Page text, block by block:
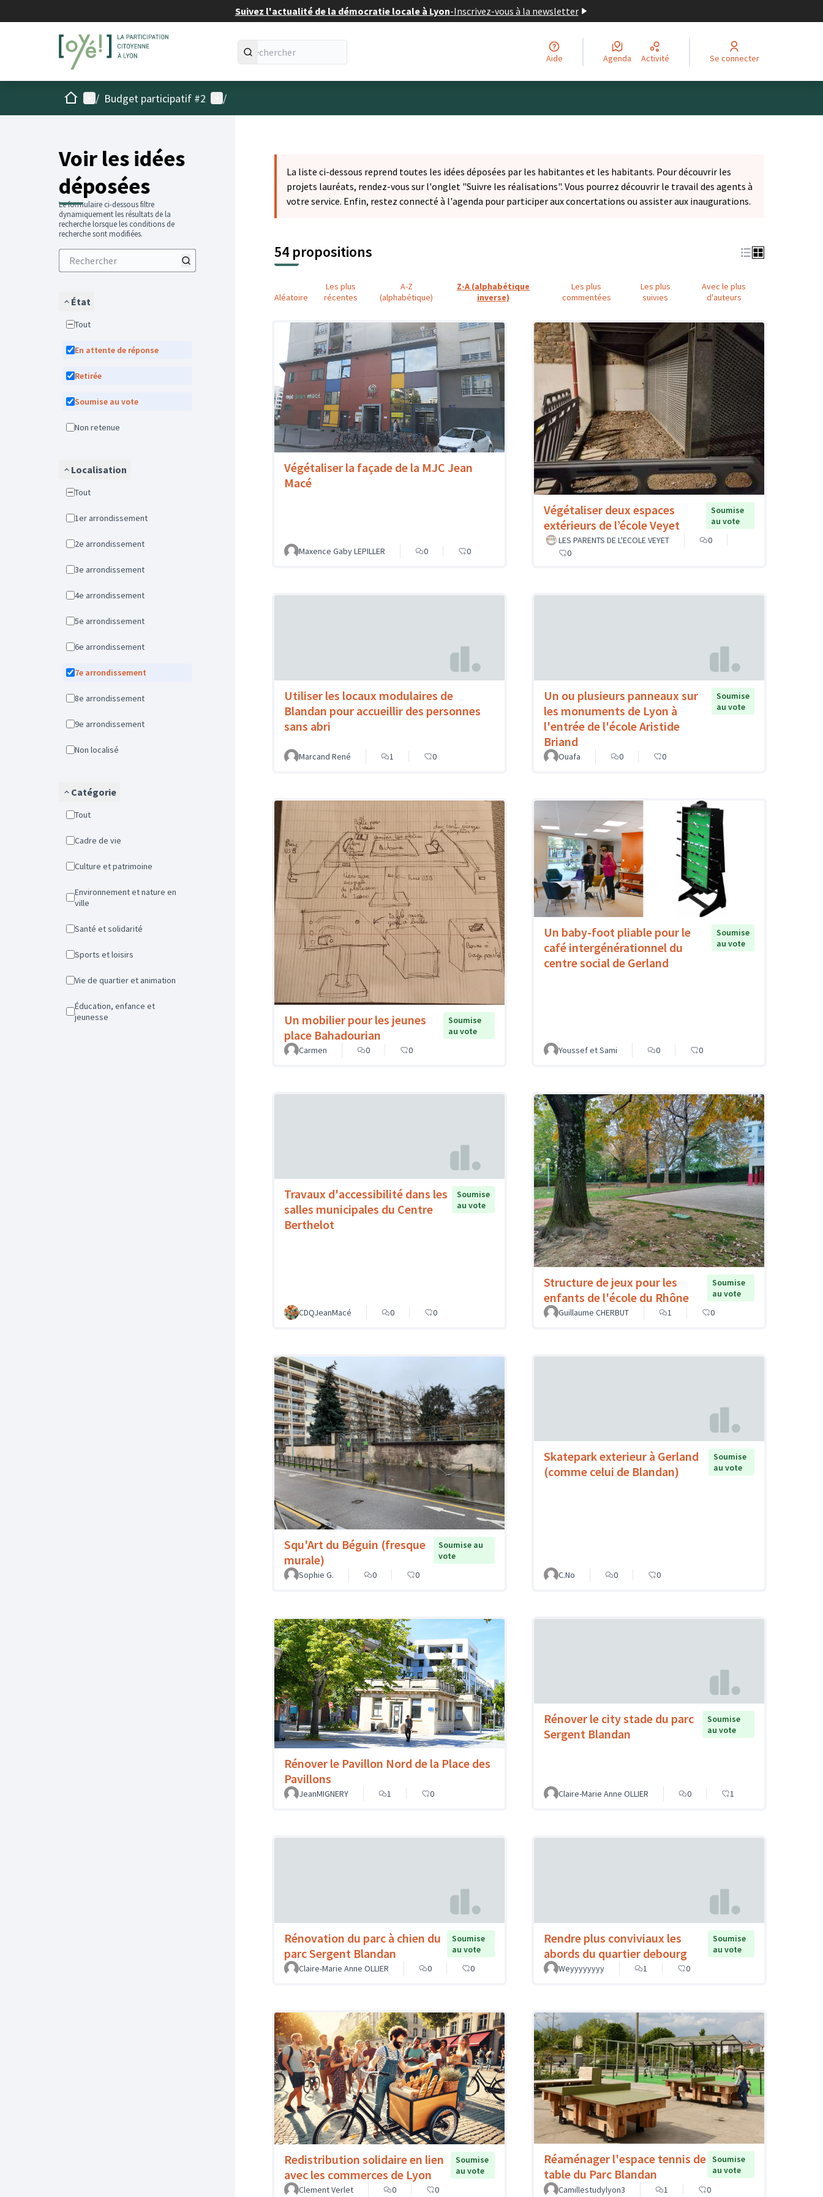
Suivez l'actualité de la démocratie locale à Lyon-Inscrivez-vous à la newsletter
Aide Agenda Activité Se connecter
AccueilMenu principal
/ Budget participatif #2 Menu utilisateur
/
Voir les idées
déposées
Le formulaire ci-dessous filtre
dynamiquement les résultats de la
recherche lorsque les conditions de
recherche sont modifiées.
État
Tout
En attente de réponse
Retirée
Soumise au vote
Non retenue
Localisation
Tout
1er arrondissement
2e arrondissement
3e arrondissement
4e arrondissement
5e arrondissement
6e arrondissement
7e arrondissement
8e arrondissement
9e arrondissement
Non localisé
Catégorie
Tout
Cadre de vie
Culture et patrimoine
Environnement et nature en
ville
Santé et solidarité
Sports et loisirs
Vie de quartier et animation
Éducation, enfance et
jeunesse
La liste ci-dessous reprend toutes les idées déposées par les habitantes et les habitants. Pour découvrir les
projets lauréats, rendez-vous sur l'onglet "Suivre les réalisations". Vous pourrez découvrir le travail des agents à
votre service. Enfin, restez connecté à l'agenda pour participer aux concertations ou assister aux inaugurations.
54 propositions
Aléatoire
Les plus
récentes
A-Z
(alphabétique)
Z-A (alphabétique
inverse)
Les plus
commentées
Les plus
suivies
Avec le plus
d'auteurs
Végétaliser la façade de la MJC Jean
Macé
Maxence Gaby LEPILLER 0 0
Végétaliser deux espaces
extérieurs de l’école Veyet
Soumise
au vote
LES PARENTS DE L'ECOLE VEYET
0
0
Utiliser les locaux modulaires de
Blandan pour accueillir des personnes
sans abri
Marcand René 1 0
Un ou plusieurs panneaux sur
les monuments de Lyon à
l'entrée de l'école Aristide
Briand
Soumise
au vote
Ouafa 0 0
Un mobilier pour les jeunes
place Bahadourian
Soumise
au vote
Carmen
0 0
Un baby-foot pliable pour le
café intergénérationnel du
centre social de Gerland
Soumise
au vote
Youssef et Sami 0 0
Travaux d'accessibilité dans les
salles municipales du Centre
Berthelot
Soumise
au vote
CDQJeanMacé 0 0
Structure de jeux pour les
enfants de l'école du Rhône
Soumise
au vote
Guillaume CHERBUT
1 0
Squ'Art du Béguin (fresque
murale)
Soumise au
vote
Sophie G.
0 0
Skatepark exterieur à Gerland
(comme celui de Blandan)
Soumise
au vote
C.No 0 0
Rénover le Pavillon Nord de la Place des
Pavillons
JeanMIGNERY 1 0
Rénover le city stade du parc
Sergent Blandan
Soumise
au vote
Claire-Marie Anne OLLIER 0 1
Rénovation du parc à chien du
parc Sergent Blandan
Soumise
au vote
Claire-Marie Anne OLLIER
0 0
Rendre plus conviviaux les
abords du quartier debourg
Soumise
au vote
Weyyyyyyyy
1 0
Redistribution solidaire en lien
avec les commerces de Lyon
Soumise
au vote
Clement Verlet
0 0
Réaménager l'espace tennis de
table du Parc Blandan
Soumise
au vote
Camillestudylyon3
1 0